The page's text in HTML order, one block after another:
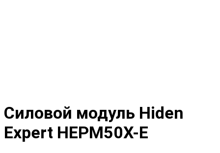
Силовой модуль Hiden
Expert HEPM50X-E